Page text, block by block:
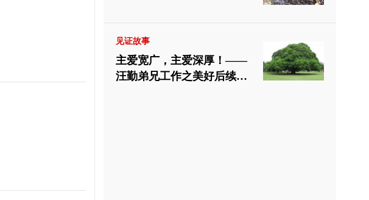
见证故事
主爱宽广，主爱深厚！——
汪勤弟兄工作之美好后续见